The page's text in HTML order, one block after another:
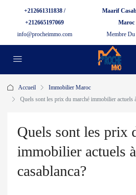
+212661311838 /
+212665197069
info@procheimmo.com
Maarif
Maroc
Membre
Accueil
Immobilier Maroc
Quels sont les prix du marché immobilier actuels
Quels sont les prix
immobilier actuels à
casablanca?